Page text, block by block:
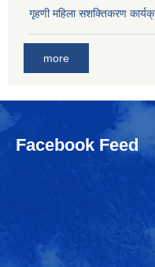
गृहणी महिला सशक्तिकरण
more
Facebook Feed